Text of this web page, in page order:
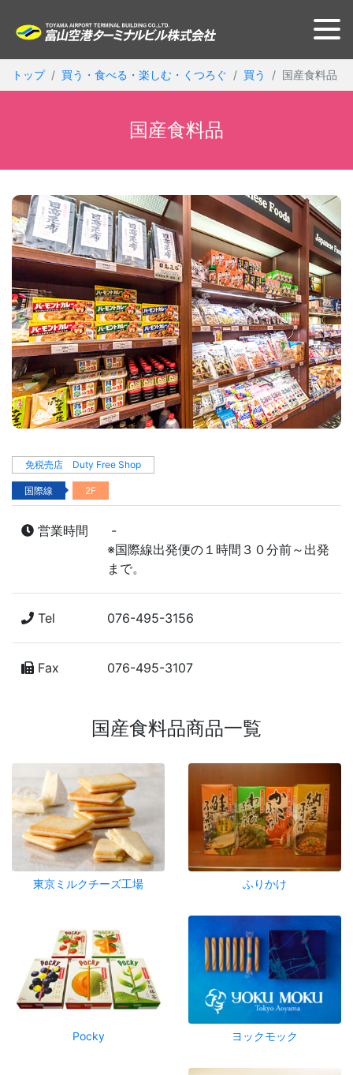
トップ 買う・食べる・楽しむ・くつろぐ 買う 国産食料品
国産食料品
免税売店 Duty Free Shop
国際線 2F
営業時間
-
※国際線出発便の１時間３０分前～出発
まで。
Tel 076-495-3156
Fax 076-495-3107
国産食料品商品一覧
東京ミルクチーズ工場 ふりかけ
Pocky ヨックモック